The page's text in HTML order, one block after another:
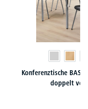
Konferenztische
doppelt